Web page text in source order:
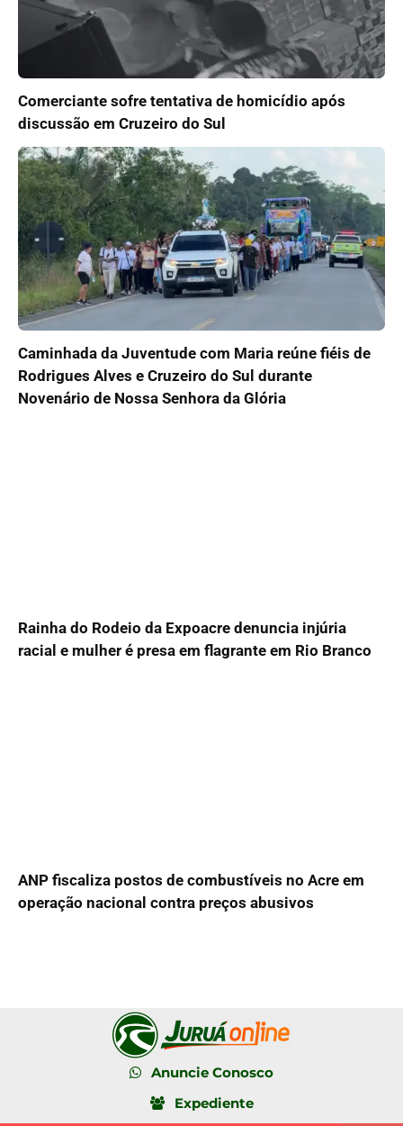
Comerciante sofre tentativa de homicídio após
discussão em Cruzeiro do Sul
Caminhada da Juventude com Maria reúne fiéis de
Rodrigues Alves e Cruzeiro do Sul durante
Novenário de Nossa Senhora da Glória
Rainha do Rodeio da Expoacre denuncia injúria
racial e mulher é presa em flagrante em Rio Branco
ANP fiscaliza postos de combustíveis no Acre em
operação nacional contra preços abusivos
Anuncie Conosco
Expediente